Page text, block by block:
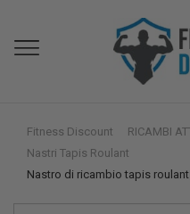
Fitness Discount
RICAMBI
Nastri Tapis Roulant
Nastro di ricambio tapis